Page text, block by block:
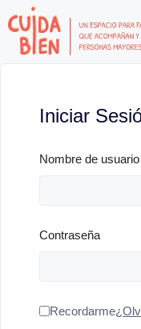
Iniciar
Nombre de
Contraseña
Recordarme